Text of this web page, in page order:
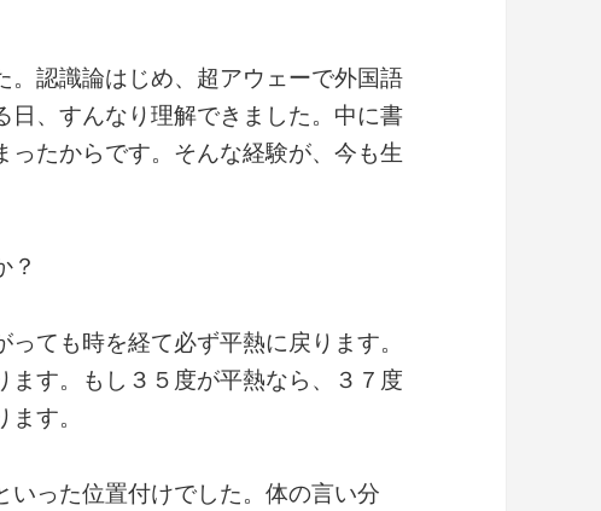
認識論はじめ、超アウェーで外国語
日、すんなり理解できました。中に書
たからです。そんな経験が、今も生
？
ても時を経て必ず平熱に戻ります。
す。もし３５度が平熱なら、３７度
す。
った位置付けでした。体の言い分